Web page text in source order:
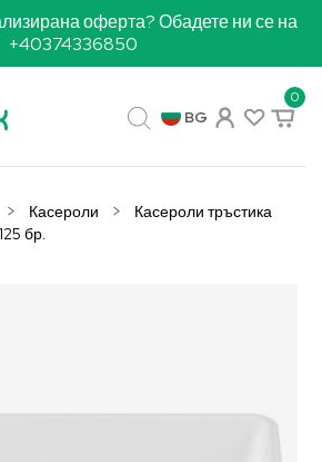
оферта? Обадете ни се на
+40374336850
0
BG
Касероли
Касероли тръстика
бр.